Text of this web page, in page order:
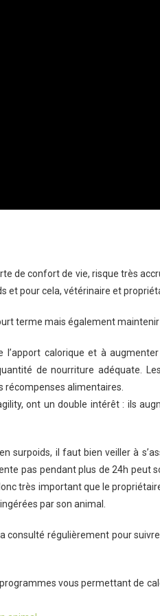
de confort de vie, risque très
et pour cela, vétérinaire et
terme mais également
calorique et à
de nourriture adéquate.
récompenses alimentaires.
ont un double intérêt : ils
surpoids, il faut bien veiller à
pas pendant plus de 24h peut
très important que le
par son animal.
consulté régulièrement pour
vous permettant de